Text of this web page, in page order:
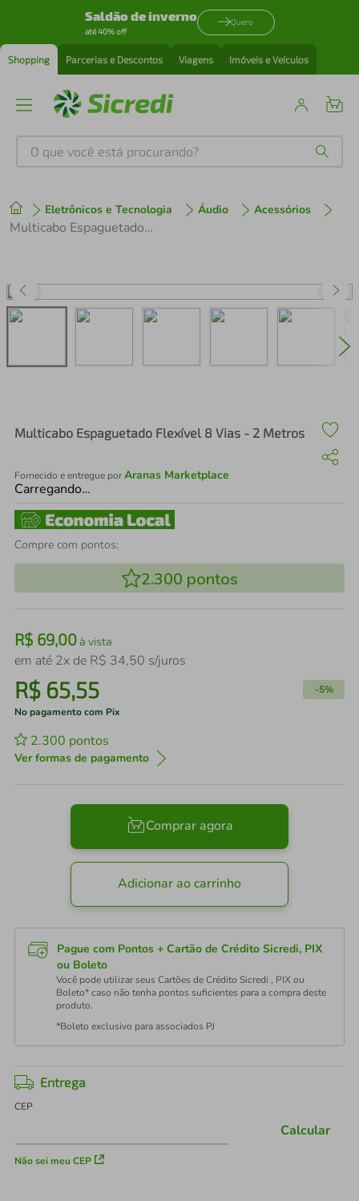
Saldão de inverno
até 40% off
Quero
Shopping Parcerias e Descontos Viagens Imóveis e Veículos
O que você está procurando?
Eletrônicos e Tecnologia Áudio Acessórios
Multicabo Espaguetado Flexível 8 Vias - 2 Metros
Multicabo Espaguetado Flexível 8 Vias - 2 Metros
Fornecido e entregue porAranas Marketplace
Carregando…
Compre com pontos:
2.300 pontos
R$ 69,00à vista
em até 2x de R$ 34,50 s/juros
R$ 65,55 -5%
No pagamento com Pix
2.300 pontos
Ver formas de pagamento
Comprar agora
Adicionar ao carrinho
Pague com Pontos + Cartão de Crédito Sicredi, PIX
ou Boleto
Você pode utilizar seus Cartões de Crédito Sicredi , PIX ou
Boleto* caso não tenha pontos suficientes para a compra deste
produto.
*Boleto exclusivo para associados PJ
Entrega
CEP
Não sei meu CEP
Calcular
1º tenis
perfume